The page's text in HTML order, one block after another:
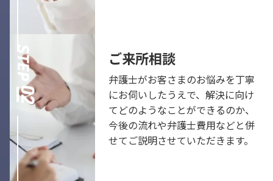
ご来所相談
弁護士がお客さまのお悩みを丁寧
にお伺いしたうえで、解決に向け
てどのようなことができるのか、
今後の流れや弁護士費用などと併
せてご説明させていただきます。